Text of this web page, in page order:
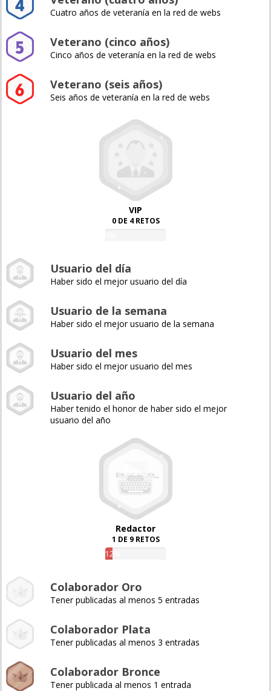
Cuatro años de veteranía en la red de webs
Veterano (cinco años)
Cinco años de veteranía en la red de webs
Veterano (seis años)
Seis años de veteranía en la red de webs
VIP
0 DE 4 RETOS
Usuario del día
Haber sido el mejor usuario del día
Usuario de la semana
Haber sido el mejor usuario de la semana
Usuario del mes
Haber sido el mejor usuario del mes
Usuario del año
Haber tenido el honor de haber sido el mejor
usuario del año
Redactor
1 DE 9 RETOS
12%
Colaborador Oro
Tener publicadas al menos 5 entradas
Colaborador Plata
Tener publicadas al menos 3 entradas
Colaborador Bronce
Tener publicada al menos 1 entrada